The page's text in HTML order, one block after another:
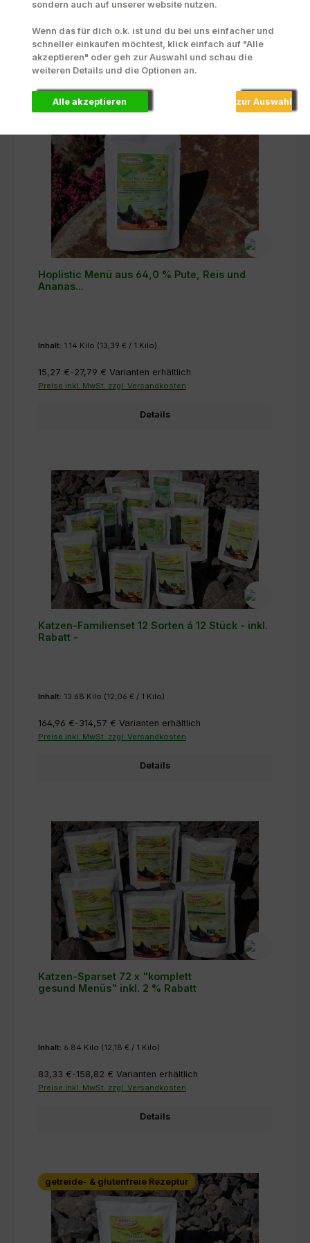
Preise inkl. MwSt. zzgl. Versandkosten
Details
Hoplistic Menü aus 64,0 % Pute, Reis und
Ananas...
Inhalt: 1.14 Kilo (13,39 € / 1 Kilo)
15,27 €-27,79 € Varianten erhältlich
Preise inkl. MwSt. zzgl. Versandkosten
Details
Katzen-Familienset 12 Sorten á 12 Stück - inkl.
Rabatt -
Inhalt: 13.68 Kilo (12,06 € / 1 Kilo)
164,96 €-314,57 € Varianten erhältlich
Preise inkl. MwSt. zzgl. Versandkosten
Details
Katzen-Sparset 72 x "komplett
gesund Menüs" inkl. 2 % Rabatt
Inhalt: 6.84 Kilo (12,18 € / 1 Kilo)
83,33 €-158,82 € Varianten erhältlich
Preise inkl. MwSt. zzgl. Versandkosten
Details
getreide- & glutenfreie Rezeptur
sondern auch auf unserer website nutzen.
Wenn das für dich o.k. ist und du bei uns einfacher und
schneller einkaufen möchtest, klick einfach auf "Alle
akzeptieren" oder geh zur Auswahl und schau die
weiteren Details und die Optionen an.
Alle akzeptieren zur Auswahl